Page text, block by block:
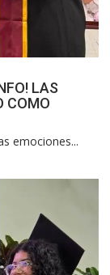
LAS
COMO
emociones...